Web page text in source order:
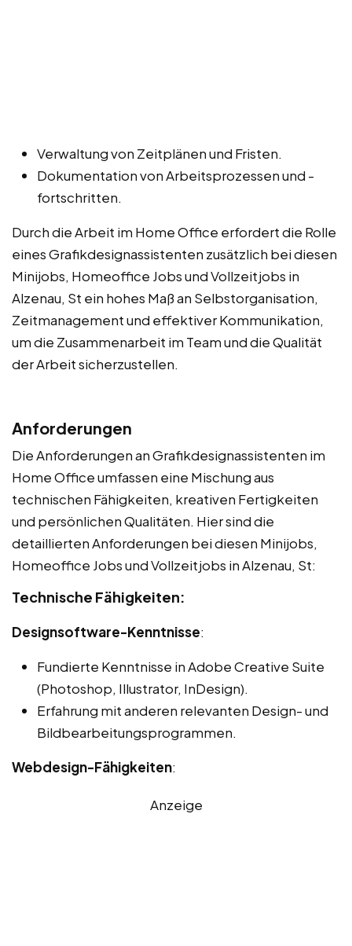
Verwaltung von Zeitplänen und Fristen.
Dokumentation von Arbeitsprozessen und -
fortschritten.
Durch die Arbeit im Home Office erfordert die Rolle
eines Grafikdesignassistenten zusätzlich bei diesen
Minijobs, Homeoffice Jobs und Vollzeitjobs in
Alzenau, St ein hohes Maß an Selbstorganisation,
Zeitmanagement und effektiver Kommunikation,
um die Zusammenarbeit im Team und die Qualität
der Arbeit sicherzustellen.
Anforderungen
Die Anforderungen an Grafikdesignassistenten im
Home Office umfassen eine Mischung aus
technischen Fähigkeiten, kreativen Fertigkeiten
und persönlichen Qualitäten. Hier sind die
detaillierten Anforderungen bei diesen Minijobs,
Homeoffice Jobs und Vollzeitjobs in Alzenau, St:
Technische Fähigkeiten:
Designsoftware-Kenntnisse:
Fundierte Kenntnisse in Adobe Creative Suite
(Photoshop, Illustrator, InDesign).
Erfahrung mit anderen relevanten Design- und
Bildbearbeitungsprogrammen.
Webdesign-Fähigkeiten:
Anzeige